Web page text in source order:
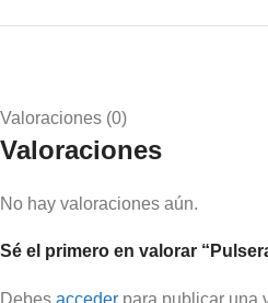
Valoraciones (0)
Valoraciones
No hay valoraciones aún.
Sé el primero en valorar
Debes acceder para publicar una